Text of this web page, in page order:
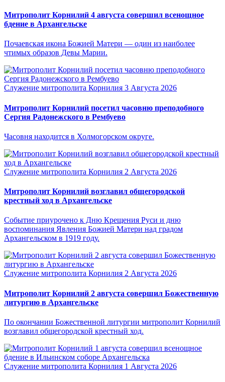
Митрополит Корнилий 4 августа совершил всенощное
бдение в Архангельске
Почаевская икона Божией Матери — один из наиболее
чтимых образов Девы Марии.
Служение митрополита Корнилия 3 Августа 2026
Митрополит Корнилий посетил часовню преподобного
Сергия Радонежского в Рембуево
Часовня находится в Холмогорском округе.
Служение митрополита Корнилия 2 Августа 2026
Митрополит Корнилий возглавил общегородской
крестный ход в Архангельске
Событие приурочено к Дню Крещения Руси и дню
воспоминания Явления Божией Матери над градом
Архангельском в 1919 году.
Служение митрополита Корнилия 2 Августа 2026
Митрополит Корнилий 2 августа совершил Божественную
литургию в Архангельске
По окончании Божественной литургии митрополит Корнилий
возглавил общегородской крестный ход.
Служение митрополита Корнилия 1 Августа 2026